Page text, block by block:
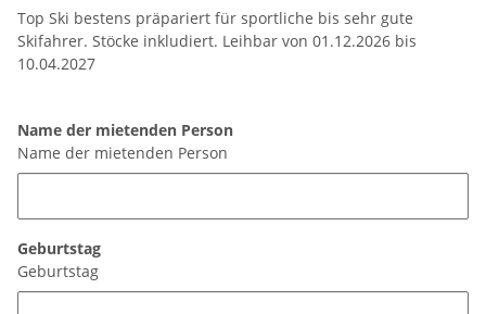
Top Ski bestens präpariert für sportliche bis sehr gute
Skifahrer. Stöcke inkludiert. Leihbar von 01.12.2026 bis
10.04.2027
Name der mietenden Person
Name der mietenden Person
Geburtstag
Geburtstag